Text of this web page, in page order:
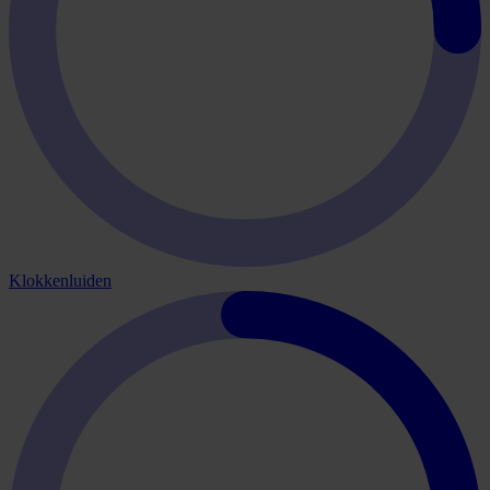
Klokkenluiden